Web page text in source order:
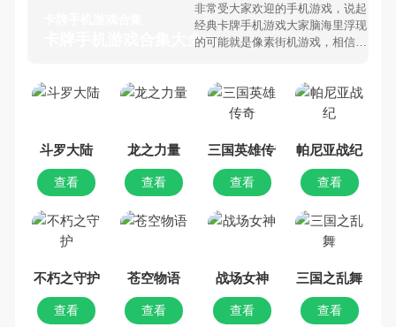
卡牌手机游戏合集大全 >
非常受大家欢迎的手机游戏，说起
经典卡牌手机游戏大家脑海里浮现
的可能就是像素街机游戏，相信很
牌手机游戏有哪些呢？游戏今天，
乐途下载站小编芒果味的怪咖给大
集，欢迎大家前来选择下载体验
斗罗大陆
查看
龙之力量
查看
三国英雄传奇
查看
帕尼亚战纪
查看
不朽之守护
查看
苍空物语
查看
战场女神
查看
三国之乱舞
查看